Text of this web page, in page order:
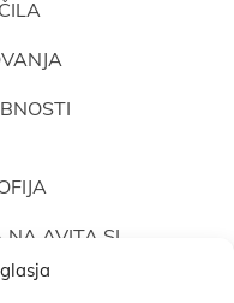
NA AVITA.SI